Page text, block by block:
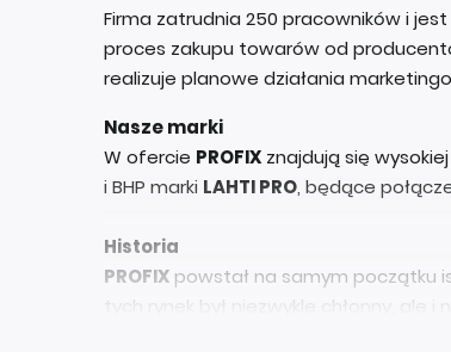
Firma zatrudnia 250 pracowników i
proces zakupu towarów od
realizuje planowe działania
Nasze marki
W ofercie PROFIX znajdują się
i BHP marki LAHTI PRO, będące
Historia
PROFIX powstał na samym początku
tych rynek był niezwykle chłonny,